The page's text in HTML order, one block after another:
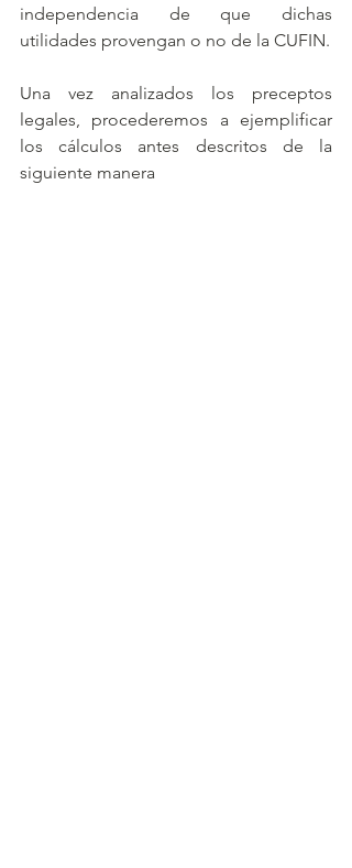
independencia de que dichas
Una vez analizados los preceptos
legales, procederemos a ejemplificar
los cálculos antes descritos de la
siguiente manera